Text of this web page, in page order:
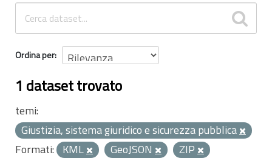
INFORMAZIONI
Ordina per
1 dataset trovato
temi:
Giustizia, sistema giuridico e sicurezza pubblica
Formati: KML GeoJSON
ZIP